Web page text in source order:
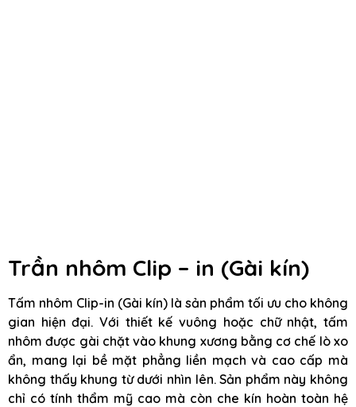
Trần nhôm Clip – in (Gài kín)
Tấm nhôm Clip-in (Gài kín) là sản phẩm tối ưu cho không
gian hiện đại. Với thiết kế vuông hoặc chữ nhật, tấm
nhôm được gài chặt vào khung xương bằng cơ chế lò xo
ẩn, mang lại bề mặt phẳng liền mạch và cao cấp mà
không thấy khung từ dưới nhìn lên. Sản phẩm này không
chỉ có tính thẩm mỹ cao mà còn che kín hoàn toàn hệ